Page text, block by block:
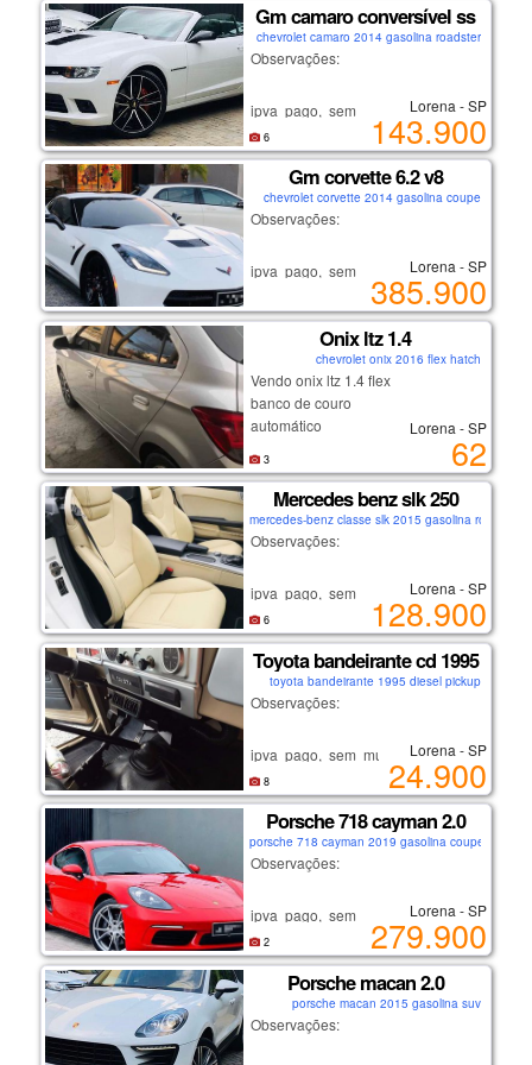
carro de não fumante.
se interessou?
ligue: (12) 9/9633/8098
lorena-sp
Gm camaro conversível ss
chevrolet camaro 2014 gasolina roadster
Observações:
ipva pago, sem multas ou débitos.
não é carro de leilão ou sinistro!
recém revisado.
carro de não fumante.
se interessou?
ligue: (12) 9/9633/8098
Lorena - SP
143.900
6
Gm corvette 6.2 v8
chevrolet corvette 2014 gasolina coupe
Observações:
ipva pago, sem multas ou débitos.
não é carro de leilão ou sinistro!
recém revisado.
carro de não fumante.
se interessou?
ligue: (12) 9/9633/8098
falar com andré.
lorena-sp
Lorena - SP
385.900
Onix ltz 1.4
chevrolet onix 2016 flex hatch
Vendo onix ltz 1.4 flex
banco de couro
automático
Lorena - SP
62
3
Mercedes benz slk 250
mercedes-benz classe slk 2015 gasolina roadster
Observações:
ipva pago, sem multas ou débitos.
não é carro de leilão ou sinistro!
recém revisado.
carro de não fumante.
se interessou?
ligue: (12) 9/9633/8098
lorena-sp
Lorena - SP
128.900
6
Toyota bandeirante cd 1995
toyota bandeirante 1995 diesel pickup
Observações:
ipva pago, sem multas ou débitos.
não é carro de leilão ou sinistro!
recém revisado.
carro de não fumante.
se interessou?
ligue: (12) 9/9633/8098
lorena-sp
Lorena - SP
24.900
8
Porsche 718 cayman 2.0
porsche 718 cayman 2019 gasolina coupe
Observações:
ipva pago, sem multas ou débitos.
não é carro de leilão ou sinistro!
recém revisado.
carro de não fumante.
se interessou?
ligue: (12) 9/9633/8098
Lorena - SP
279.900
2
Porsche macan 2.0
porsche macan 2015 gasolina suv
Observações: